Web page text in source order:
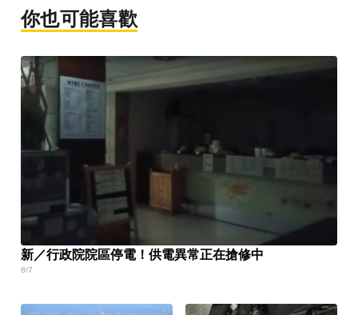
你也可能喜歡
新／行政院院區停電！供電異常正在搶修中
8/7